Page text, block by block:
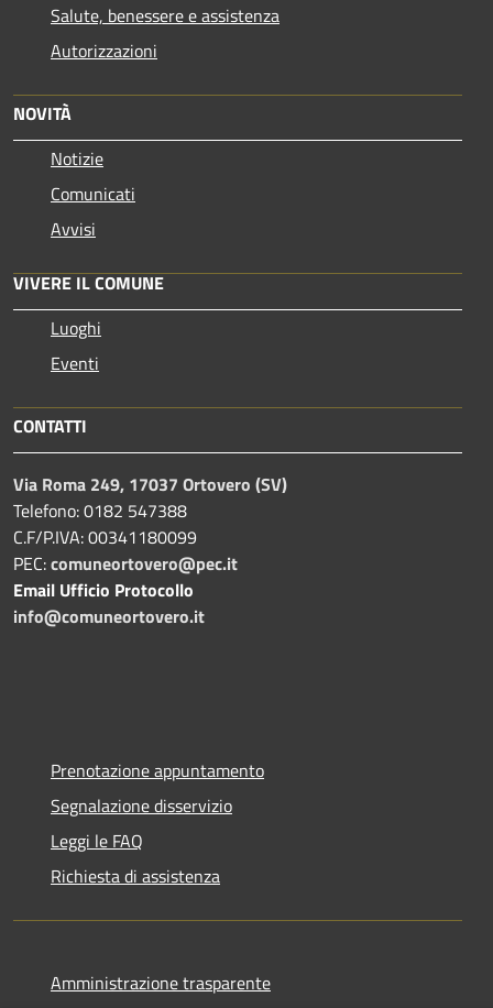
Salute, benessere e assistenza
Autorizzazioni
NOVITÀ
Notizie
Comunicati
Avvisi
VIVERE IL COMUNE
Luoghi
Eventi
CONTATTI
Via Roma 249, 17037 Ortovero (SV)
Telefono: 0182 547388
C.F/P.IVA: 00341180099
PEC:comuneortovero@pec.it
Email Ufficio Protocollo
info@comuneortovero.it
Prenotazione appuntamento
Segnalazione disservizio
Leggi le FAQ
Richiesta di assistenza
Amministrazione trasparente